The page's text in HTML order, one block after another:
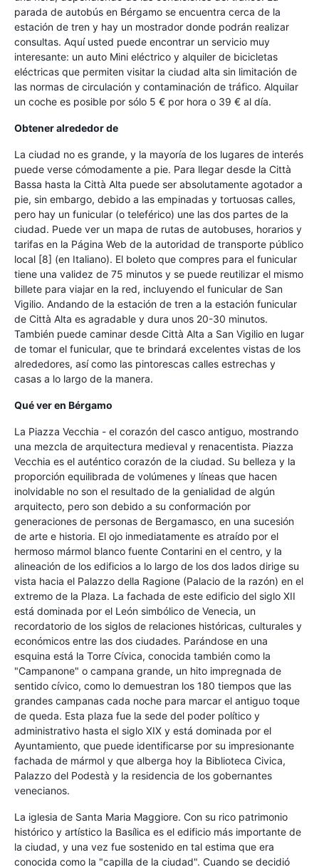
parada de autobús en Bérgamo se encuentra cerca de la
estación de tren y hay un mostrador donde podrán realizar
consultas. Aquí usted puede encontrar un servicio muy
interesante: un auto Mini eléctrico y alquiler de bicicletas
eléctricas que permiten visitar la ciudad alta sin limitación de
las normas de circulación y contaminación de tráfico. Alquilar
un coche es posible por sólo 5 € por hora o 39 € al día.
Obtener alrededor de
La ciudad no es grande, y la mayoría de los lugares de interés
puede verse cómodamente a pie. Para llegar desde la Città
Bassa hasta la Città Alta puede ser absolutamente agotador a
pie, sin embargo, debido a las empinadas y tortuosas calles,
pero hay un funicular (o teleférico) une las dos partes de la
ciudad. Puede ver un mapa de rutas de autobuses, horarios y
tarifas en la Página Web de la autoridad de transporte público
local [8] (en Italiano). El boleto que compres para el funicular
tiene una validez de 75 minutos y se puede reutilizar el mismo
billete para viajar en la red, incluyendo el funicular de San
Vigilio. Andando de la estación de tren a la estación funicular
de Città Alta es agradable y dura unos 20-30 minutos.
También puede caminar desde Città Alta a San Vigilio en lugar
de tomar el funicular, que te brindará excelentes vistas de los
alrededores, así como las pintorescas calles estrechas y
casas a lo largo de la manera.
Qué ver en Bérgamo
La Piazza Vecchia - el corazón del casco antiguo, mostrando
una mezcla de arquitectura medieval y renacentista. Piazza
Vecchia es el auténtico corazón de la ciudad. Su belleza y la
proporción equilibrada de volúmenes y líneas que hacen
inolvidable no son el resultado de la genialidad de algún
arquitecto, pero son debido a su conformación por
generaciones de personas de Bergamasco, en una sucesión
de arte e historia. El ojo inmediatamente es atraído por el
hermoso mármol blanco fuente Contarini en el centro, y la
alineación de los edificios a lo largo de los dos lados dirige su
vista hacia el Palazzo della Ragione (Palacio de la razón) en el
extremo de la Plaza. La fachada de este edificio del siglo XII
está dominada por el León simbólico de Venecia, un
recordatorio de los siglos de relaciones históricas, culturales y
económicos entre las dos ciudades. Parándose en una
esquina está la Torre Cívica, conocida también como la
"Campanone" o campana grande, un hito impregnada de
sentido cívico, como lo demuestran los 180 tiempos que las
grandes campanas cada noche para marcar el antiguo toque
de queda. Esta plaza fue la sede del poder político y
administrativo hasta el siglo XIX y está dominada por el
Ayuntamiento, que puede identificarse por su impresionante
fachada de mármol y que alberga hoy la Biblioteca Civica,
Palazzo del Podestà y la residencia de los gobernantes
venecianos.
La iglesia de Santa Maria Maggiore. Con su rico patrimonio
histórico y artístico la Basílica es el edificio más importante de
la ciudad, y una vez fue sostenido en tal estima que era
conocida como la "capilla de la ciudad". Cuando se decidió